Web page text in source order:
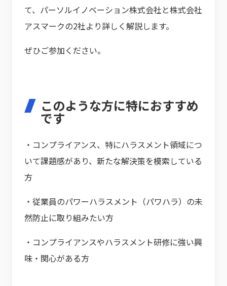
て、パーソルイノベーション株式会社と株式会社
アスマークの2社より詳しく解説します。
ぜひご参加ください。
このような方に特におすすめ
です
・コンプライアンス、特にハラスメント領域につ
いて課題感があり、新たな解決策を模索している
方
・従業員のパワーハラスメント（パワハラ）の未
然防止に取り組みたい方
・コンプライアンスやハラスメント研修に強い興
味・関心がある方